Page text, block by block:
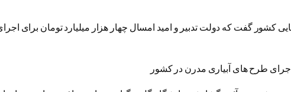
کشور گفت که دولت تدبیر و امید امسال چهار هزار میلیارد تومان